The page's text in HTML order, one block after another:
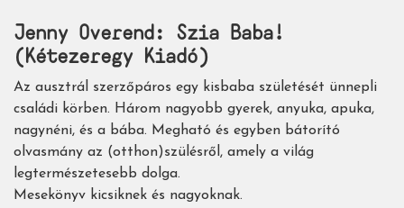
Jenny Overend: Szia Baba!
(Kétezeregy Kiadó)
Az ausztrál szerzőpáros egy kisbaba születését ünnepli
családi körben. Három nagyobb gyerek, anyuka, apuka,
nagynéni, és a bába. Megható és egyben bátorító
olvasmány az (otthon)szülésről, amely a világ
legtermészetesebb dolga.
Mesekönyv kicsiknek és nagyoknak.